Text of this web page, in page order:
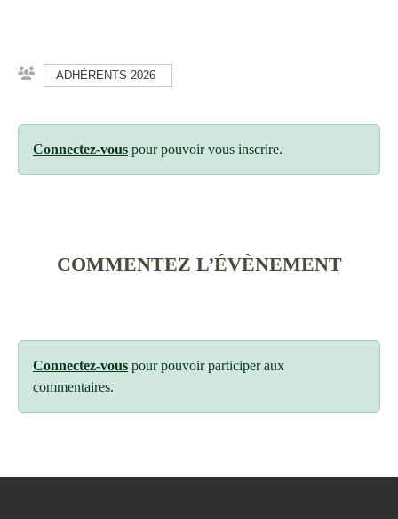
ADHÉRENTS 2026
Connectez-vous pour pouvoir vous inscrire.
COMMENTEZ L’ÉVÈNEMENT
Connectez-vous pour pouvoir participer aux
commentaires.